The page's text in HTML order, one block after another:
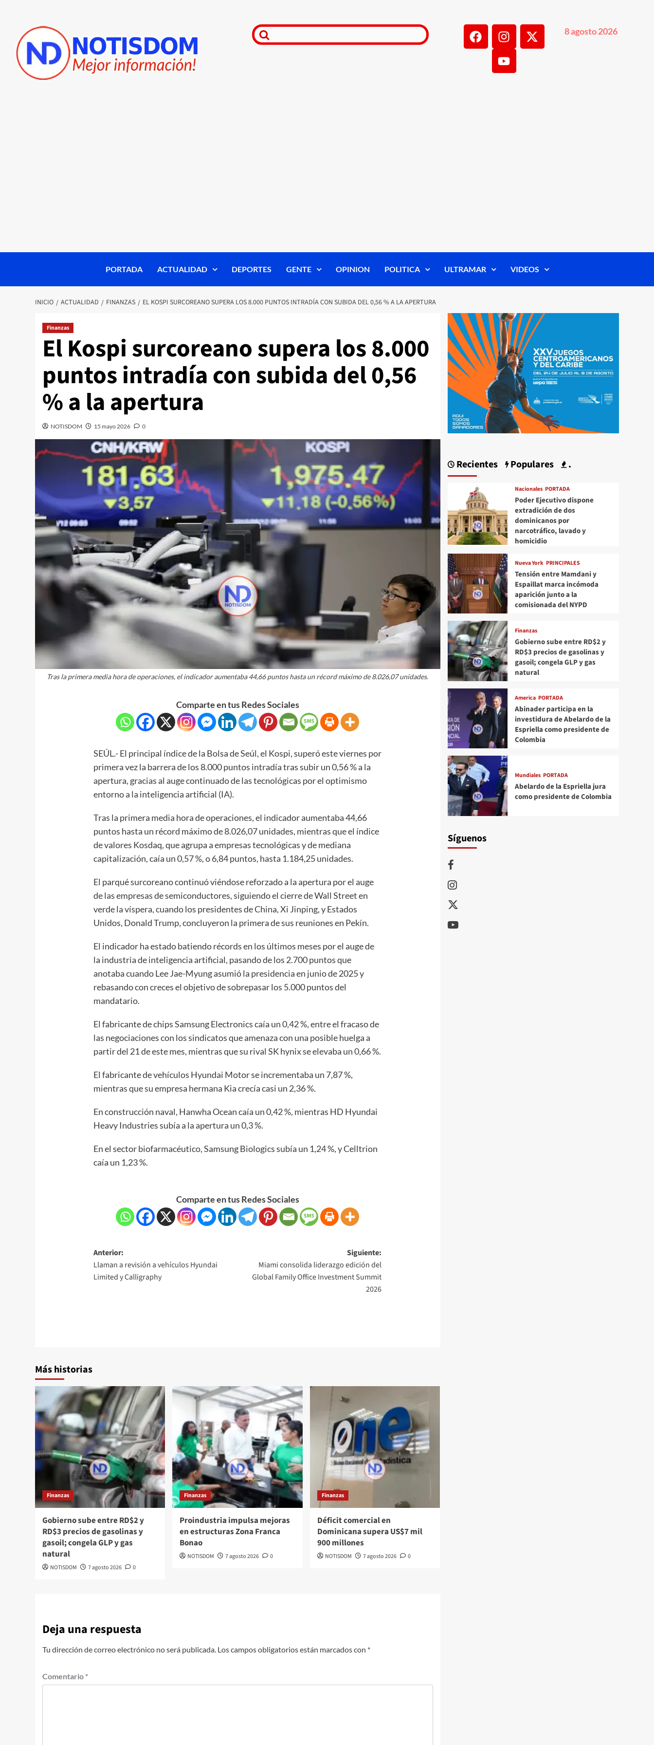
8 agosto 2026
PORTADA ACTUALIDAD DEPORTES GENTE OPINION POLITICA ULTRAMAR VIDEOS
INICIO ACTUALIDAD FINANZAS EL KOSPI SURCOREANO SUPERA LOS 8.000 PUNTOS INTRADÍA CON SUBIDA DEL 0,56 % A LA APERTURA
Finanzas
El Kospi surcoreano supera los 8.000
puntos intradía con subida del 0,56
% a la apertura
NOTISDOM 15 mayo 2026 0
Tras la primera media hora de operaciones, el indicador aumentaba 44,66 puntos hasta un récord máximo de 8.026,07 unidades.
Comparte en tus Redes Sociales
SEÚL.- El principal índice de la Bolsa de Seúl, el Kospi, superó este viernes por
primera vez la barrera de los 8.000 puntos intradía tras subir un 0,56 % a la
apertura, gracias al auge continuado de las tecnológicas por el optimismo
entorno a la inteligencia artificial (IA).
Tras la primera media hora de operaciones, el indicador aumentaba 44,66
puntos hasta un récord máximo de 8.026,07 unidades, mientras que el índice
de valores Kosdaq, que agrupa a empresas tecnológicas y de mediana
capitalización, caía un 0,57 %, o 6,84 puntos, hasta 1.184,25 unidades.
El parqué surcoreano continuó viéndose reforzado a la apertura por el auge
de las empresas de semiconductores, siguiendo el cierre de Wall Street en
verde la víspera, cuando los presidentes de China, Xi Jinping, y Estados
Unidos, Donald Trump, concluyeron la primera de sus reuniones en Pekín.
El indicador ha estado batiendo récords en los últimos meses por el auge de
la industria de inteligencia artificial, pasando de los 2.700 puntos que
anotaba cuando Lee Jae-Myung asumió la presidencia en junio de 2025 y
rebasando con creces el objetivo de sobrepasar los 5.000 puntos del
mandatario.
El fabricante de chips Samsung Electronics caía un 0,42 %, entre el fracaso de
las negociaciones con los sindicatos que amenaza con una posible huelga a
partir del 21 de este mes, mientras que su rival SK hynix se elevaba un 0,66 %.
El fabricante de vehículos Hyundai Motor se incrementaba un 7,87 %,
mientras que su empresa hermana Kia crecía casi un 2,36 %.
En construcción naval, Hanwha Ocean caía un 0,42 %, mientras HD Hyundai
Heavy Industries subía a la apertura un 0,3 %.
En el sector biofarmacéutico, Samsung Biologics subía un 1,24 %, y Celltrion
caía un 1,23 %.
Comparte en tus Redes Sociales
Anterior:
Llaman a revisión a vehículos Hyundai
Limited y Calligraphy
Siguiente:
Miami consolida liderazgo edición del
Global Family Office Investment Summit
2026
Más historias
Finanzas
Gobierno sube entre RD$2 y
RD$3 precios de gasolinas y
gasoil; congela GLP y gas
natural
NOTISDOM 7 agosto 2026 0
Finanzas
Proindustria impulsa mejoras
en estructuras Zona Franca
Bonao
NOTISDOM 7 agosto 2026 0
Finanzas
Déficit comercial en
Dominicana supera US$7 mil
900 millones
NOTISDOM 7 agosto 2026 0
Deja una respuesta
Tu dirección de correo electrónico no será publicada. Los campos obligatorios están marcados con *
Comentario *
Recientes Populares .
Nacionales PORTADA
Poder Ejecutivo dispone
extradición de dos
dominicanos por
narcotráfico, lavado y
homicidio
Nueva York PRINCIPALES
Tensión entre Mamdani y
Espaillat marca incómoda
aparición junto a la
comisionada del NYPD
Finanzas
Gobierno sube entre RD$2 y
RD$3 precios de gasolinas y
gasoil; congela GLP y gas
natural
America PORTADA
Abinader participa en la
investidura de Abelardo de la
Espriella como presidente de
Colombia
Mundiales PORTADA
Abelardo de la Espriella jura
como presidente de Colombia
Síguenos